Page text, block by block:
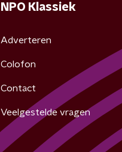
NPO Klassiek
Adverteren
Colofon
Contact
Veelgestelde vragen